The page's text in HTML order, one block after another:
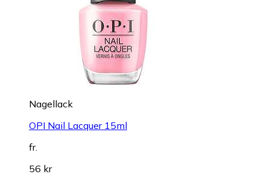
Nagellack
OPI Nail Lacquer 15ml
fr.
56 kr